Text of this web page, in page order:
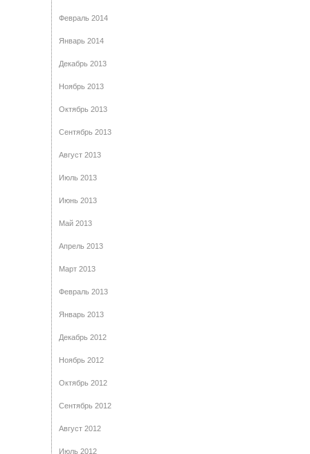
Февраль 2014
Январь 2014
Декабрь 2013
Ноябрь 2013
Октябрь 2013
Сентябрь 2013
Август 2013
Июль 2013
Июнь 2013
Май 2013
Апрель 2013
Март 2013
Февраль 2013
Январь 2013
Декабрь 2012
Ноябрь 2012
Октябрь 2012
Сентябрь 2012
Август 2012
Июль 2012